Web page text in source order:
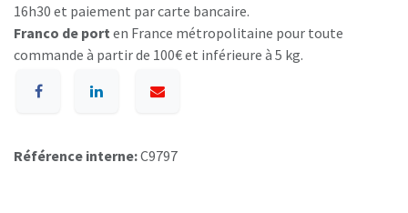
16h30 et paiement par carte bancaire.
Franco de port en France métropolitaine pour toute
commande à partir de 100€ et inférieure à 5 kg.
Référence interne:C9797